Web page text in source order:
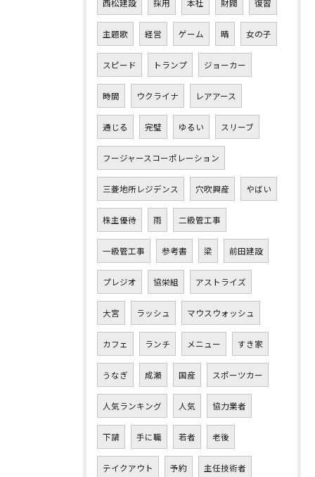
西松建設 採用 本社 財閥 復習
主題歌 経営 ゲーム 晴 女の子
スピード トランプ ジョーカー
時間 ウクライナ レアアース
通じる 完璧 ゆるい スリーブ
フージャースコーポレーション
三菱地所レジデンス 穴吹興産 やばい
株主優待 雨 二級管工事
一級管工事 参考書 梁 前田建設
プレジオ 協栄組 アストライズ
大宮 ラッシュ マウスウォッシュ
カフェ ランチ メニュー すき家
うなぎ 成瀬 国産 スポーツカー
人気ランキング 人気 協力業者
下請 手に職 若者 老後
テイクアウト 予約 主任技術者